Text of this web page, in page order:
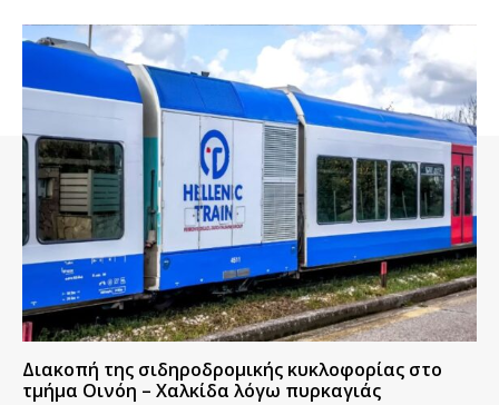
Διακοπή της σιδηροδρομικής κυκλοφορίας στο
τμήμα Οινόη – Χαλκίδα λόγω πυρκαγιάς